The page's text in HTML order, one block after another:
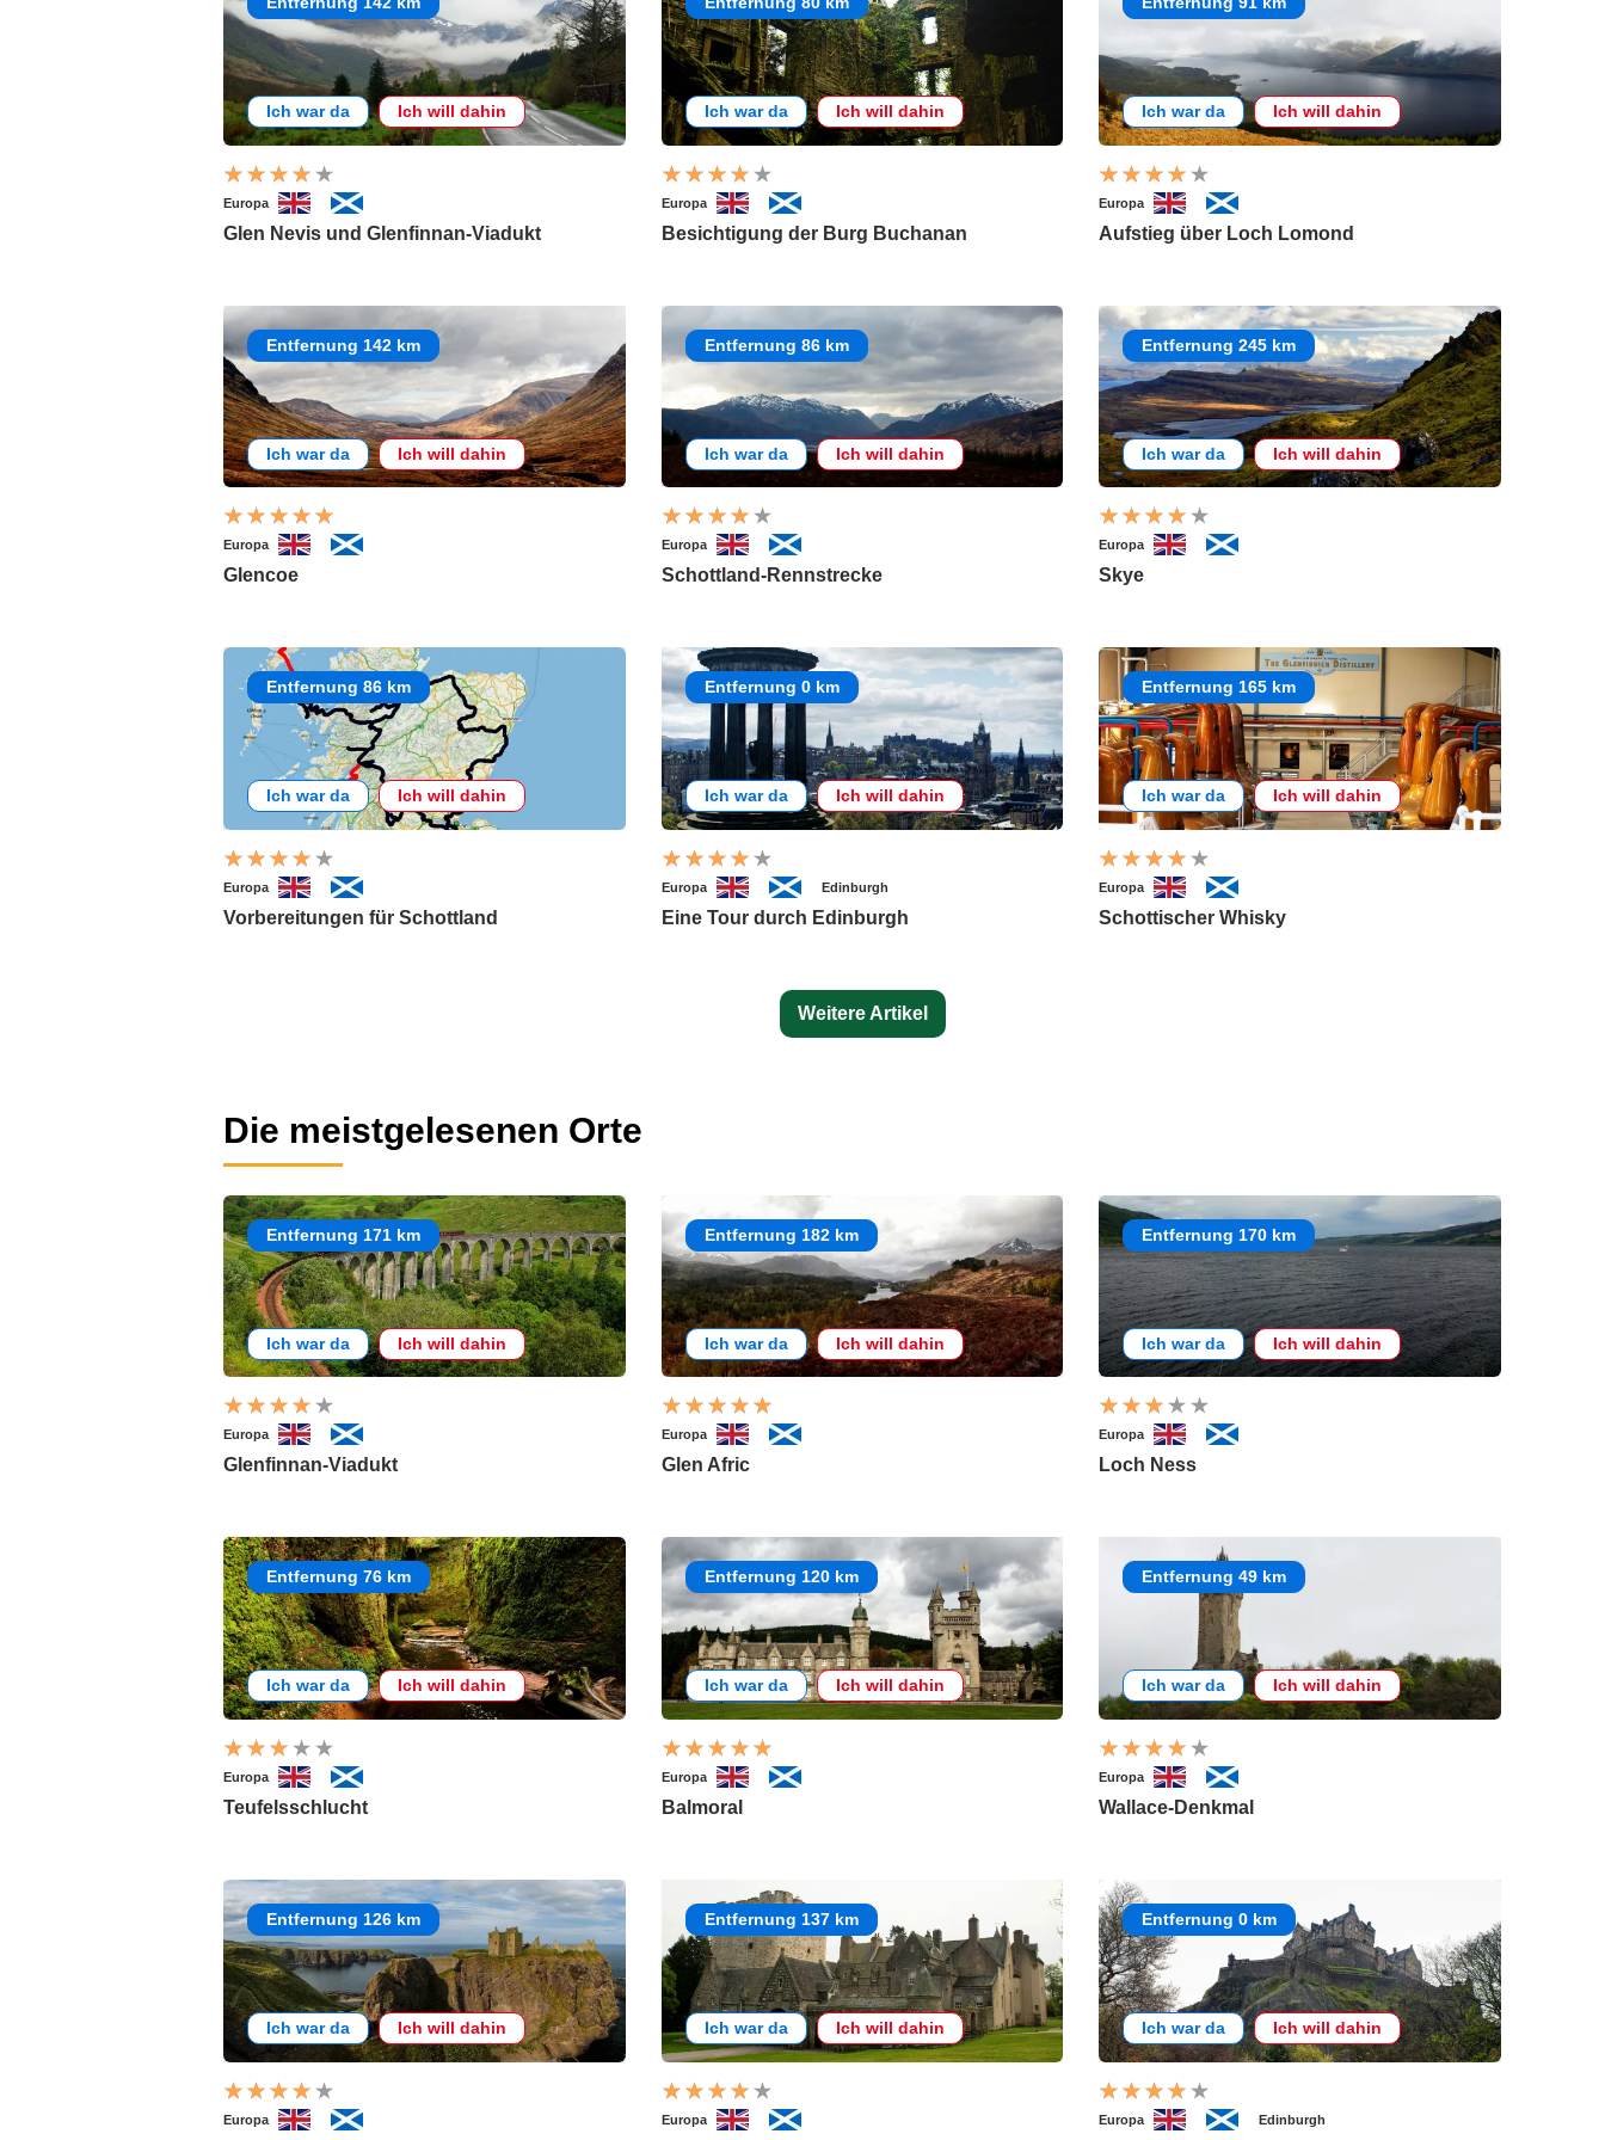
Ich war da Ich will dahin
Europa
Glen Nevis und Glenfinnan-Viadukt
Ich war da Ich will dahin
Europa
Besichtigung der Burg Buchanan
Ich war da Ich will dahin
Europa
Aufstieg über Loch Lomond
Entfernung 142 km
Ich war da Ich will dahin
Europa
Glencoe
Entfernung 86 km
Ich war da Ich will dahin
Europa
Schottland-Rennstrecke
Entfernung 245 km
Ich war da Ich will dahin
Europa
Skye
Entfernung 86 km
Ich war da Ich will dahin
Europa
Vorbereitungen für Schottland
Entfernung 0 km
Ich war da Ich will dahin
Europa Edinburgh
Eine Tour durch Edinburgh
Entfernung 165 km
Ich war da Ich will dahin
Europa
Schottischer Whisky
Weitere Artikel
Die meistgelesenen Orte
Entfernung 171 km
Ich war da Ich will dahin
Europa
Glenfinnan-Viadukt
Entfernung 182 km
Ich war da Ich will dahin
Europa
Glen Afric
Entfernung 170 km
Ich war da Ich will dahin
Europa
Loch Ness
Entfernung 76 km
Ich war da Ich will dahin
Europa
Teufelsschlucht
Entfernung 120 km
Ich war da Ich will dahin
Europa
Balmoral
Entfernung 49 km
Ich war da Ich will dahin
Europa
Wallace-Denkmal
Entfernung 126 km
Ich war da Ich will dahin
Europa
Entfernung 137 km
Ich war da Ich will dahin
Europa
Entfernung 0 km
Ich war da Ich will dahin
Europa Edinburgh